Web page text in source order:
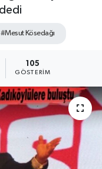
#Mesut Kösedağı
105
GÖSTERIM